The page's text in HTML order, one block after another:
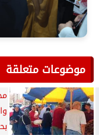
موضوعات متعلقة